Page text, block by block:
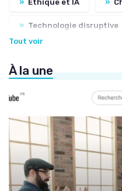
» Éthique et IA »
» Technologie disruptive
» Responsabilité
Tout voir
À la une